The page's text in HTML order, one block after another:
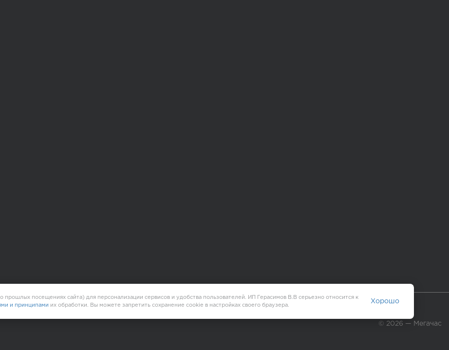
© 2026 — Мегачас
посещениях сайта) для персонализации сервисов и удобства пользователей. ИП Герасимов В.В серьезно относится к
и принципами их обработки. Вы можете запретить сохранение cookie в настройках своего браузера.
Хорошо